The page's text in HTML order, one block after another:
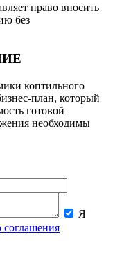
право вносить
без
коптильного
план, который
готовой
необходимы
Я
соглашения